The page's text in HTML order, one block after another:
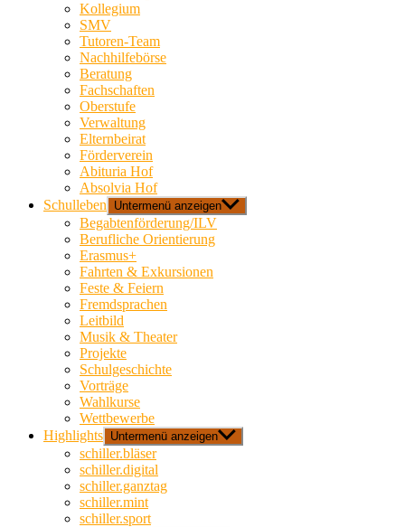
Kollegium
SMV
Tutoren-Team
Nachhilfebörse
Beratung
Fachschaften
Oberstufe
Verwaltung
Elternbeirat
Förderverein
Abituria Hof
Absolvia Hof
Schulleben
Untermenü anzeigen
Begabtenförderung/ILV
Berufliche Orientierung
Erasmus+
Fahrten & Exkursionen
Feste & Feiern
Fremdsprachen
Leitbild
Musik & Theater
Projekte
Schulgeschichte
Vorträge
Wahlkurse
Wettbewerbe
Highlights Untermenü anzeigen
schiller.bläser
schiller.digital
schiller.ganztag
schiller.mint
schiller.sport